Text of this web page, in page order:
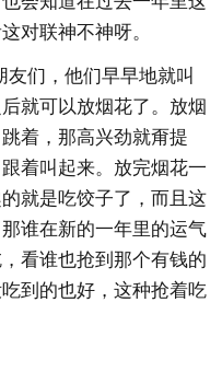
对联神不神呀。
们，他们早早地就叫
就可以放烟花了。放烟
着，那高兴劲就甭提
着叫起来。放完烟花一
就是吃饺子了，而且这
谁在新的一年里的运气
看谁也抢到那个有钱的
到的也好，这种抢着吃